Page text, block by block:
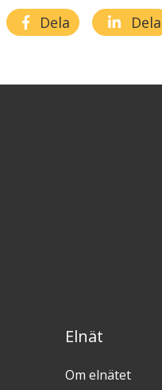
Dela Dela
Elnät
Om elnätet